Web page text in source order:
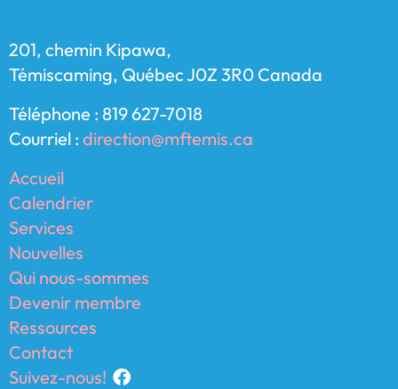
201, chemin Kipawa,
Témiscaming, Québec J0Z 3R0 Canada
Téléphone : 819 627-7018
Courriel : direction@mftemis.ca
Accueil
Calendrier
Services
Nouvelles
Qui nous-sommes
Devenir membre
Ressources
Contact
Suivez-nous!